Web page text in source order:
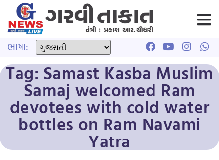
ભાષા:
Tag: Samast Kasba Muslim
Samaj welcomed Ram
devotees with cold water
bottles on Ram Navami
Yatra